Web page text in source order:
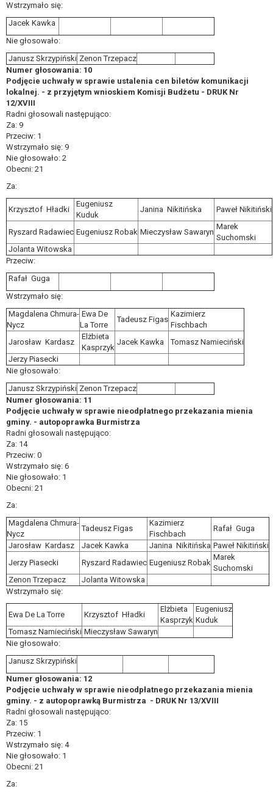
Wstrzymało się:
Jacek Kawka
Nie głosowało:
Janusz Skrzypiński Zenon Trzepacz
Numer głosowania: 10
Podjęcie uchwały w sprawie ustalenia cen biletów komunikacji
lokalnej. - z przyjętym wnioskiem Komisji Budżetu - DRUK Nr
12/XVIII
Radni głosowali następująco:
Za: 9
Przeciw: 1
Wstrzymało się: 9
Nie głosowało: 2
Obecni: 21
Za:
Krzysztof Hładki
Eugeniusz
Kuduk
Janina Nikitińska Paweł Nikitiński
Ryszard Radawiec Eugeniusz Robak Mieczysław Sawaryn
Marek
Suchomski
Jolanta Witowska
Przeciw:
Rafał Guga
Wstrzymało się:
Magdalena Chmura-
Nycz
Ewa De
La Torre
Tadeusz Figas
Kazimierz
Fischbach
Jarosław Kardasz
Elżbieta
Kasprzyk
Jacek Kawka
Tomasz Namieciński
Jerzy Piasecki
Nie głosowało:
Janusz Skrzypiński Zenon Trzepacz
Numer głosowania: 11
Podjęcie uchwały w sprawie nieodpłatnego przekazania mienia
gminy. - autopoprawka Burmistrza
Radni głosowali następująco:
Za: 14
Przeciw: 0
Wstrzymało się: 6
Nie głosowało: 1
Obecni: 21
Za:
Magdalena Chmura-
Nycz
Tadeusz Figas
Kazimierz
Fischbach
Rafał Guga
Jarosław Kardasz
Jacek Kawka Janina Nikitińska Paweł Nikitiński
Jerzy Piasecki
Ryszard Radawiec Eugeniusz Robak
Marek
Suchomski
Zenon Trzepacz
Jolanta Witowska
Wstrzymało się:
Ewa De La Torre Krzysztof Hładki
Elżbieta
Kasprzyk
Eugeniusz
Kuduk
Tomasz Namieciński Mieczysław Sawaryn
Nie głosowało:
Janusz Skrzypiński
Numer głosowania: 12
Podjęcie uchwały w sprawie nieodpłatnego przekazania mienia
gminy. - z autopoprawką Burmistrza - DRUK Nr 13/XVIII
Radni głosowali następująco:
Za: 15
Przeciw: 1
Wstrzymało się: 4
Nie głosowało: 1
Obecni: 21
Za: